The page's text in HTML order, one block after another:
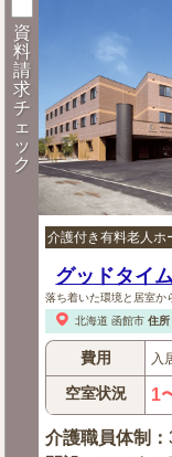
資
料
請
求
チ
ェ
ッ
ク
介護付き有料老人ホ
グッドタイ
落ち着いた環境と居室か
北海道 函館市 住所
費用 入
空室状況 1
介護職員体制 ：